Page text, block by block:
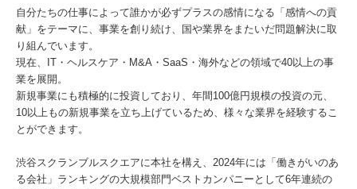
自分たちの仕事によって誰かが必ずプラスの感情になる「感情への貢
献」をテーマに、事業を創り続け、国や業界をまたいだ問題解決に取
り組んでいます。
現在、IT・ヘルスケア・M&A・SaaS・海外などの領域で40以上の事
業を展開。
新規事業にも積極的に投資しており、年間100億円規模の投資の元、
10以上もの新規事業を立ち上げているため、様々な業界を経験するこ
とができます。
渋谷スクランブルスクエアに本社を構え、2024年には「働きがいのあ
る会社」ランキングの大規模部門ベストカンパニーとして6年連続の